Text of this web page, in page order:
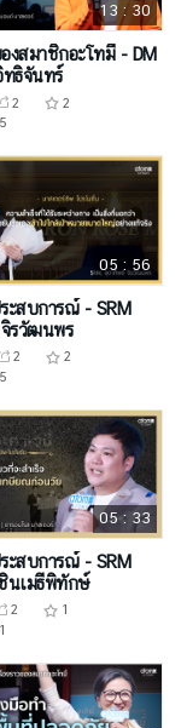
13 : 30
องสมาชิกอะโทมี่ - DM
ธิจันทร์
2
2
05 : 56
ะสบการณ์ - SRM
รวัฒนพร
2
2
05 : 33
ะสบการณ์ - SRM
เมธีพิทักษ์
2
1